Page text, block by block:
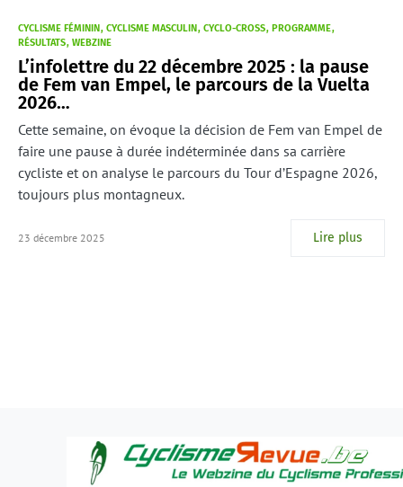
CYCLISME FÉMININ CYCLISME MASCULIN CYCLO-CROSS
PROGRAMME
RÉSULTATS WEBZINE
L’infolettre du 22 décembre 2025 : la pause
de Fem van Empel, le parcours de la Vuelta
2026…
Cette semaine, on évoque la décision de Fem van Empel de
faire une pause à durée indéterminée dans sa carrière
cycliste et on analyse le parcours du Tour d’Espagne 2026,
toujours plus montagneux.
23 décembre 2025 Lire plus